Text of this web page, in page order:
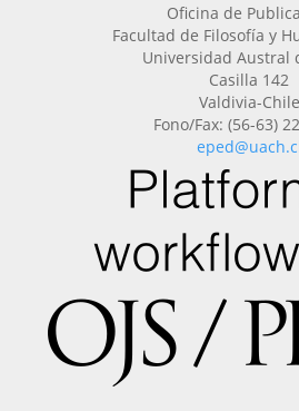
Oficina de
Facultad de Filosofía y
Universidad Austral
Casilla 142
Valdivia-Chile
Fono/Fax: (56-63)